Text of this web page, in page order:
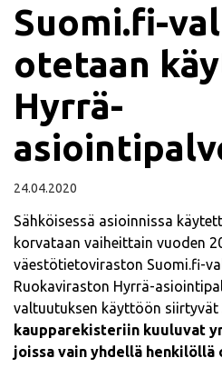
Suomi.fi-
otetaan
Hyrrä-
24.04.2020
Sähköisessä asioinnissa
korvataan vaiheittain vuoden
väestötietoviraston Suomi.fi-
Ruokaviraston Hyrrä-
valtuutuksen käyttöön siirtyvät
kaupparekisteriin kuuluvat
joissa vain yhdellä